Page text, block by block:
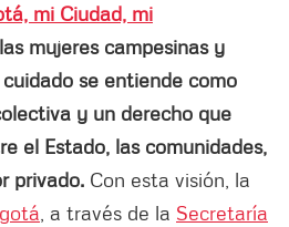
mi Ciudad, mi
mujeres campesinas y
cuidado se entiende como
y un derecho que
el Estado, las comunidades,
privado. Con esta visión, la
, a través de la Secretaría